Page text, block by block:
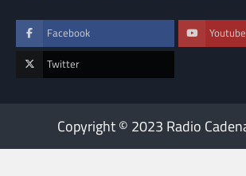
Facebook Youtube
Twitter